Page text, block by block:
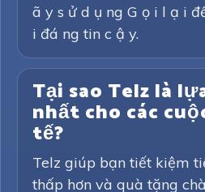
ã y s ử d ụ ng G ọ i l ạ i
i đá ng tin c ậ y.
Tại sao Telz là
nhất cho các
tế?
Telz giúp bạn tiết kiệm
thấp hơn và quà tặng